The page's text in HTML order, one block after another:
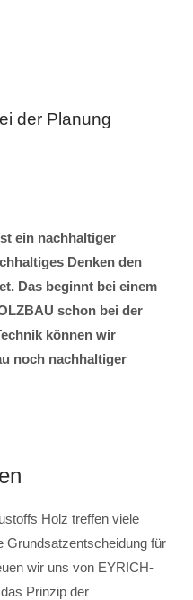
der Planung
ein nachhaltiger
Denken den
Das beginnt bei einem
schon bei der
können wir
noch nachhaltiger
Holz treffen viele
Grundsatzentscheidung für
wir uns von EYRICH-
Prinzip der